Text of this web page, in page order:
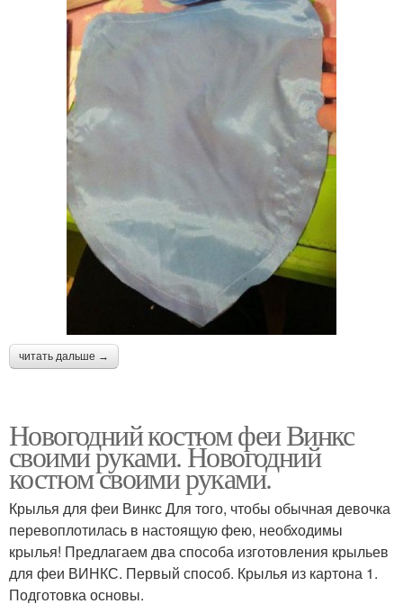
читать дальше →
Новогодний костюм феи Винкс
своими руками. Новогодний
костюм своими руками.
Крылья для феи Винкс Для того, чтобы обычная девочка
перевоплотилась в настоящую фею, необходимы
крылья! Предлагаем два способа изготовления крыльев
для феи ВИНКС. Первый способ. Крылья из картона 1.
Подготовка основы.